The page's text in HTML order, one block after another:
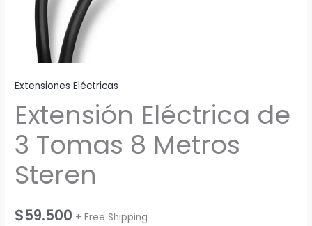
Extensiones Eléctricas
Extensión Eléctrica de
3 Tomas 8 Metros
Steren
$59.500 + Free Shipping